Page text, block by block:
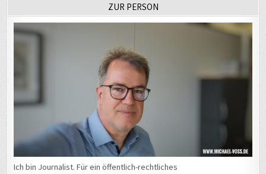
ZUR PERSON
Ich bin Journalist. Für ein öffentlich-rechtliches